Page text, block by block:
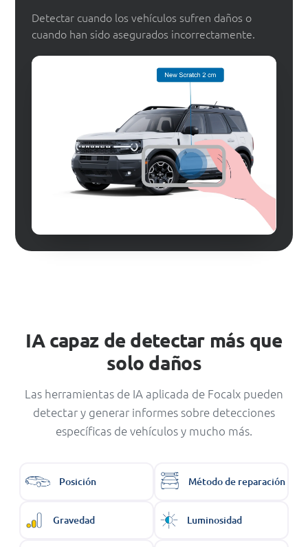
Detectar cuando los vehículos sufren daños o
cuando han sido asegurados incorrectamente.
IA capaz de detectar más que
solo daños
Las herramientas de IA aplicada de Focalx pueden
detectar y generar informes sobre detecciones
específicas de vehículos y mucho más.
Posición Método de reparación
Gravedad Luminosidad